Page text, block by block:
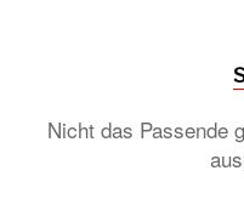
Nicht das Passende